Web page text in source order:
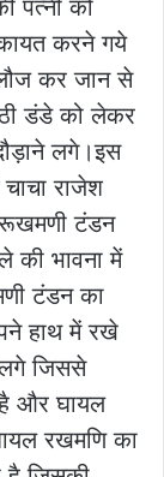
पत्नी को
करने गये
कर जान से
डंडे को लेकर
लगे।इस
राजेश
टंडन
की भावना में
टंडन का
हाथ में रखे
जिससे
और घायल
रखमणि का